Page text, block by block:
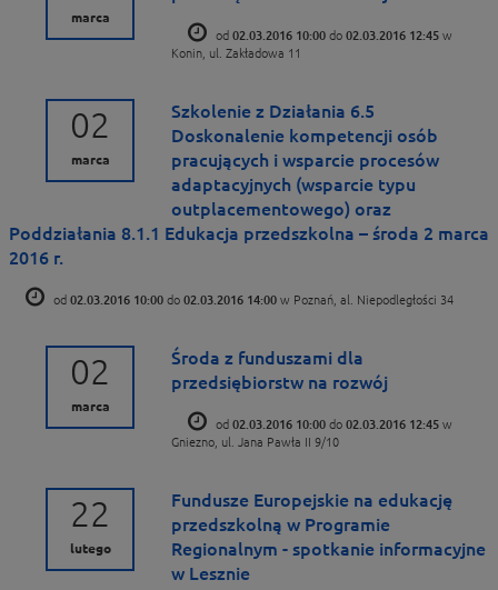
marca
od 02.03.2016 10:00 do 02.03.2016 12:45 w
Konin, ul. Zakładowa 11
02
marca
Szkolenie z Działania 6.5
Doskonalenie kompetencji osób
pracujących i wsparcie procesów
adaptacyjnych (wsparcie typu
outplacementowego) oraz
Poddziałania 8.1.1 Edukacja przedszkolna – środa 2 marca
2016 r.
od 02.03.2016 10:00 do 02.03.2016 14:00 w Poznań, al. Niepodległości 34
02
marca
Środa z funduszami dla
przedsiębiorstw na rozwój
od 02.03.2016 10:00 do 02.03.2016 12:45 w
Gniezno, ul. Jana Pawła II 9/10
22
lutego
Fundusze Europejskie na edukację
przedszkolną w Programie
Regionalnym - spotkanie informacyjne
w Lesznie